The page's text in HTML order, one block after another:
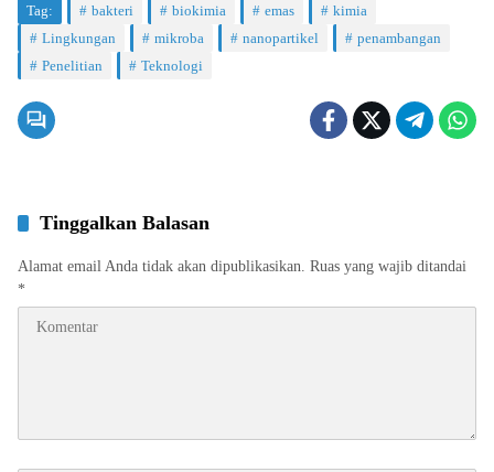
Tag: bakteri biokimia emas
kimia
Lingkungan
mikroba nanopartikel
penambangan
Penelitian
Teknologi
Tinggalkan Balasan
Alamat email Anda tidak akan dipublikasikan. Ruas yang wajib ditandai
*